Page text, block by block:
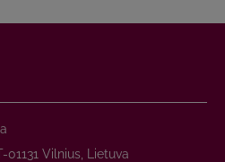
01131 Vilnius, Lietuva